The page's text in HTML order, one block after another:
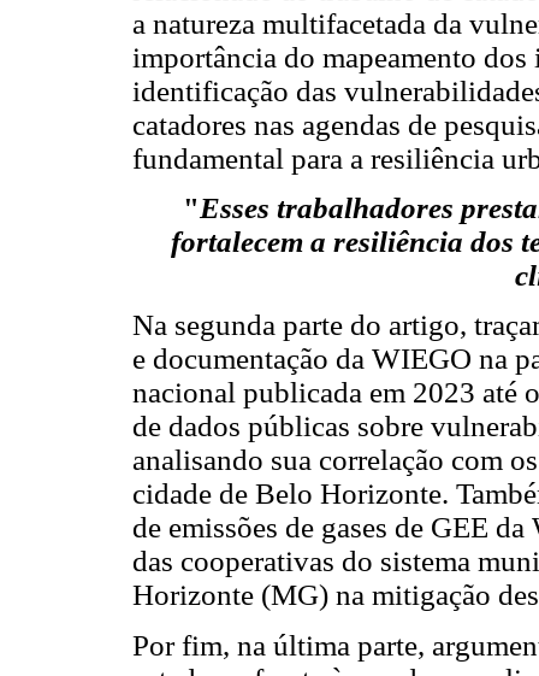
a natureza multifacetada da
importância do mapeamento
identificação das
catadores nas agendas de
fundamental para a resiliência
"Esses trabalhadores
fortalecem a resiliência dos
Na segunda parte do artigo,
e documentação da WIEGO na
nacional publicada em 2023 até
de dados públicas sobre
analisando sua correlação com
cidade de Belo Horizonte.
de emissões de gases de GEE
das cooperativas do sistema
Horizonte (MG) na mitigação
Por fim, na última parte,